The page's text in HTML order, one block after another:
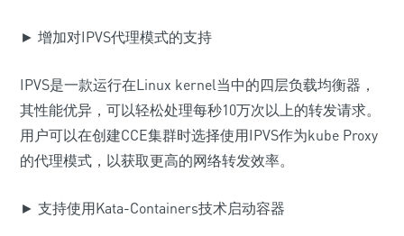
► 增加对IPVS代理模式的支持
IPVS是一款运行在Linux kernel当中的四层负载均衡器，
其性能优异，可以轻松处理每秒10万次以上的转发请求。
用户可以在创建CCE集群时选择使用IPVS作为kube Proxy
的代理模式，以获取更高的网络转发效率。
► 支持使用Kata-Containers技术启动容器